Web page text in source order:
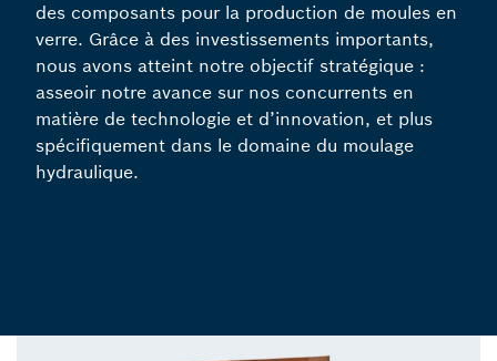
des composants pour la production de moules en
verre. Grâce à des investissements importants,
nous avons atteint notre objectif stratégique :
asseoir notre avance sur nos concurrents en
matière de technologie et d’innovation, et plus
spécifiquement dans le domaine du moulage
hydraulique.